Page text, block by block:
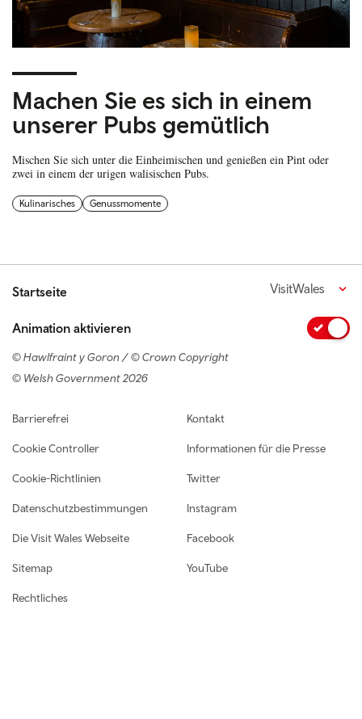
Machen Sie es sich in einem
unserer Pubs gemütlich
Mischen Sie sich unter die Einheimischen und genießen ein Pint oder
zwei in einem der urigen walisischen Pubs.
Kulinarisches Genussmomente
Startseite VisitWales
Animation aktivieren
© Hawlfraint y Goron / © Crown Copyright
© Welsh Government 2026
Footer navigation
Barrierefrei
Cookie Controller
Cookie-Richtlinien
Datenschutzbestimmungen
Die Visit Wales Webseite
Sitemap
Rechtliches
Kontakt
Informationen für die Presse
Twitter
Instagram
Facebook
YouTube